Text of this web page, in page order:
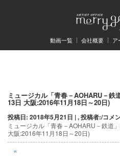
動画一覧 会社概要 ア
ミュージカル「青春－AOHARU－鉄
13日 大阪:2016年11月18日～20日)
投稿日: 2018年5月21日 | , 投稿者:/コメ
ミュージカル「青春－AOHARU－鉄道
大阪:2016年11月18日～20日)
投
稿
ナ
ビ
«